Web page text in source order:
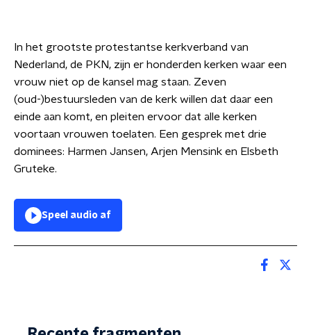
In het grootste protestantse kerkverband van
Nederland, de PKN, zijn er honderden kerken waar een
vrouw niet op de kansel mag staan. Zeven
(oud-)bestuursleden van de kerk willen dat daar een
einde aan komt, en pleiten ervoor dat alle kerken
voortaan vrouwen toelaten. Een gesprek met drie
dominees: Harmen Jansen, Arjen Mensink en Elsbeth
Gruteke.
Speel audio af